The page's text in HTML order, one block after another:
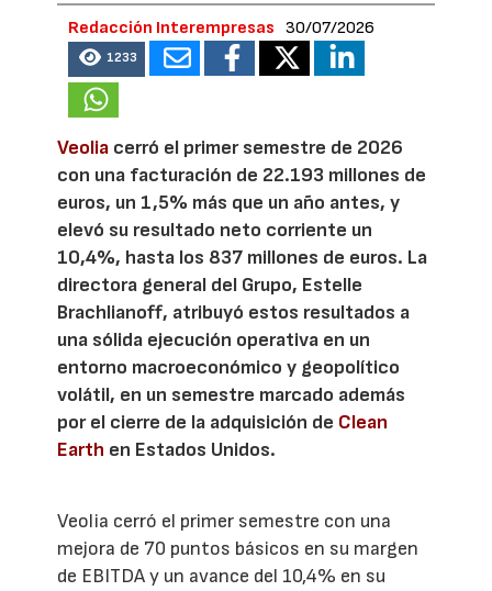
Redacción Interempresas 30/07/2026
1233
Veolia cerró el primer semestre de 2026
con una facturación de 22.193 millones de
euros, un 1,5% más que un año antes, y
elevó su resultado neto corriente un
10,4%, hasta los 837 millones de euros. La
directora general del Grupo, Estelle
Brachlianoff, atribuyó estos resultados a
una sólida ejecución operativa en un
entorno macroeconómico y geopolítico
volátil, en un semestre marcado además
por el cierre de la adquisición de Clean
Earth en Estados Unidos.
Veolia cerró el primer semestre con una
mejora de 70 puntos básicos en su margen
de EBITDA y un avance del 10,4% en su